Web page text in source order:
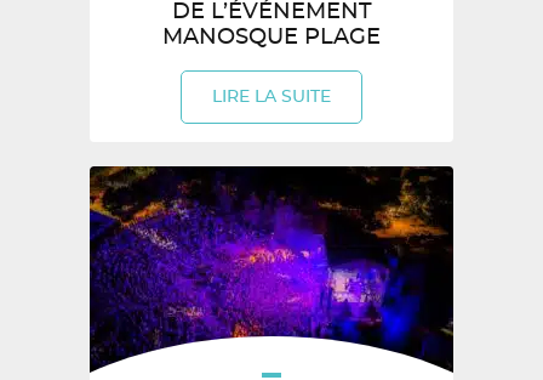
DE L’ÉVÉNEMENT
MANOSQUE PLAGE
LIRE LA SUITE